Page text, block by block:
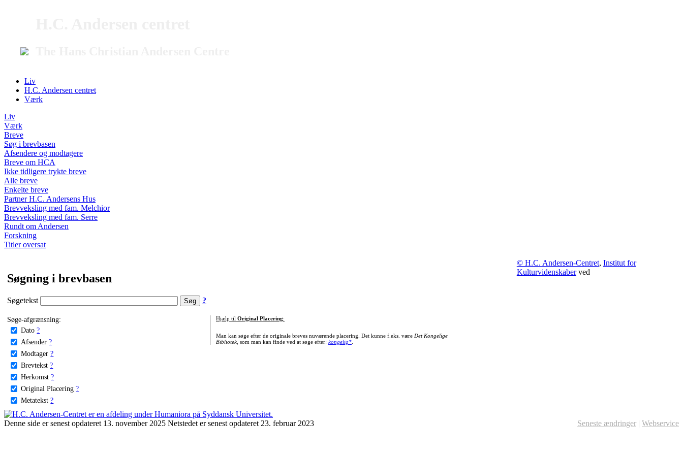
Liv
H.C. Andersen centret
Værk
Liv
Værk
Breve
Søg i brevbasen
Afsendere og modtagere
Breve om HCA
Ikke tidligere trykte breve
Alle breve
Enkelte breve
Partner H.C. Andersens Hus
Brevveksling med fam. Melchior
Brevveksling med fam. Serre
Rundt om Andersen
Forskning
Titler oversat
Søgning i brevbasen
Søgetekst ?
Søge-afgrænsning:
Dato ?
Afsender ?
Modtager ?
Brevtekst ?
Herkomst ?
Original Placering ?
Metatekst ?
Hjælp til Original Placering:
Man kan søge efter de originale breves nuværende placering. Det kunne f.eks. være Det Kongelige
Bibliotek, som man kan finde ved at søge efter: kongelig*.
© H.C. Andersen-Centret, Institut for
Kulturvidenskaberved
Denne side er senest opdateret 13. november 2025 Netstedet er senest opdateret 23. februar 2023 Seneste ændringer | Webservice